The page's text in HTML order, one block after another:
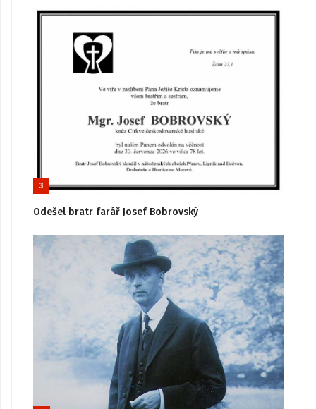
3
Odešel bratr farář Josef Bobrovský